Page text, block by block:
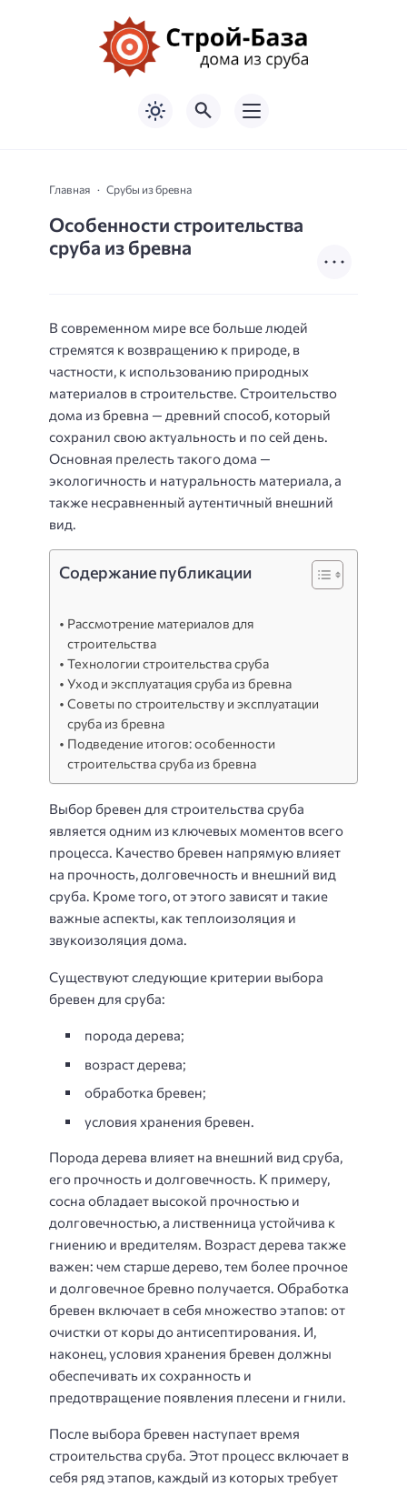
Главная Срубы из бревна
Особенности строительства
сруба из бревна
В современном мире все больше людей
стремятся к возвращению к природе, в
частности, к использованию природных
материалов в строительстве. Строительство
дома из бревна — древний способ, который
сохранил свою актуальность и по сей день.
Основная прелесть такого дома —
экологичность и натуральность материала, а
также несравненный аутентичный внешний
вид.
Содержание публикации
Рассмотрение материалов для
строительства
Технологии строительства сруба
Уход и эксплуатация сруба из бревна
Советы по строительству и эксплуатации
сруба из бревна
Подведение итогов: особенности
строительства сруба из бревна
Выбор бревен для строительства сруба
является одним из ключевых моментов всего
процесса. Качество бревен напрямую влияет
на прочность, долговечность и внешний вид
сруба. Кроме того, от этого зависят и такие
важные аспекты, как теплоизоляция и
звукоизоляция дома.
Существуют следующие критерии выбора
бревен для сруба:
порода дерева;
возраст дерева;
обработка бревен;
условия хранения бревен.
Порода дерева влияет на внешний вид сруба,
его прочность и долговечность. К примеру,
сосна обладает высокой прочностью и
долговечностью, а лиственница устойчива к
гниению и вредителям. Возраст дерева также
важен: чем старше дерево, тем более прочное
и долговечное бревно получается. Обработка
бревен включает в себя множество этапов: от
очистки от коры до антисептирования. И,
наконец, условия хранения бревен должны
обеспечивать их сохранность и
предотвращение появления плесени и гнили.
После выбора бревен наступает время
строительства сруба. Этот процесс включает в
себя ряд этапов, каждый из которых требует